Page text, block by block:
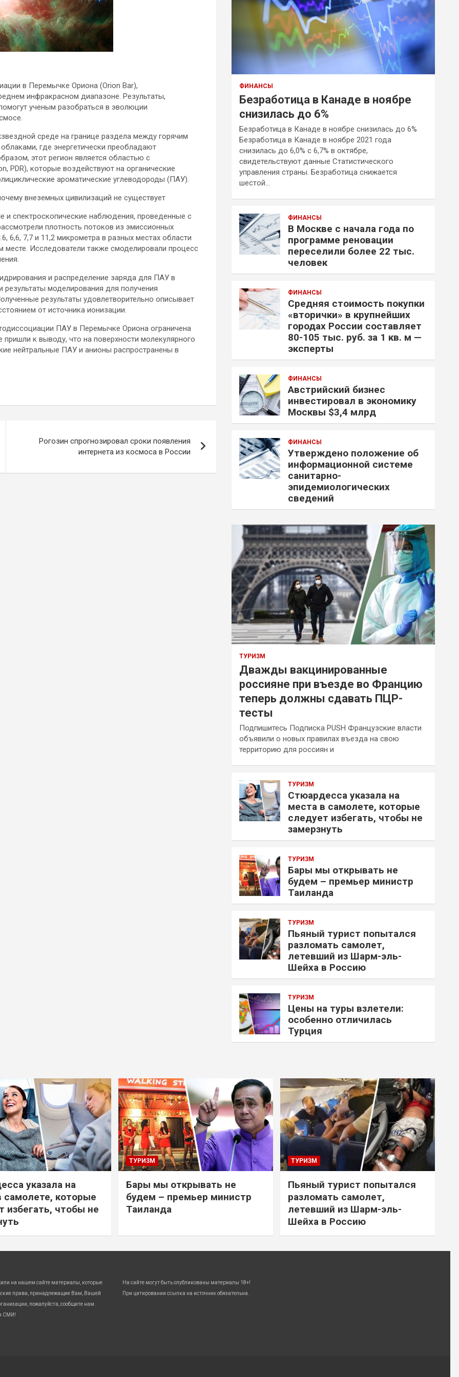
в Перемычке Ориона (Orion Bar),
инфракрасном диапазоне. Результаты,
ученым разобраться в эволюции
среде на границе раздела между горячим
где энергетически преобладают
этот регион является областью с
PDR), которые воздействуют на органические
ароматические углеводороды (ПАУ).
внеземных цивилизаций не существует
и спектроскопические наблюдения, проведенные с
плотность потоков из эмиссионных
6,6, 7,7 и 11,2 микрометра в разных местах области
Исследователи также смоделировали процесс
и распределение заряда для ПАУ в
моделирования для получения
результаты удовлетворительно описывает
от источника ионизации.
ПАУ в Перемычке Ориона ограничена
к выводу, что на поверхности молекулярного
нейтральные ПАУ и анионы распространены в
Рогозин спрогнозировал сроки появления
интернета из космоса в России
ФИНАНСЫ
Безработица в Канаде в ноябре
снизилась до 6%
Безработица в Канаде в ноябре снизилась до 6%
Безработица в Канаде в ноябре 2021 года
снизилась до 6,0% с 6,7% в октябре,
свидетельствуют данные Статистического
управления страны. Безработица снижается
шестой…
ФИНАНСЫ
В Москве с начала года по
программе реновации
переселили более 22 тыс.
человек
ФИНАНСЫ
Средняя стоимость покупки
«вторички» в крупнейших
городах России составляет
80-105 тыс. руб. за 1 кв. м —
эксперты
ФИНАНСЫ
Австрийский бизнес
инвестировал в экономику
Москвы $3,4 млрд
ФИНАНСЫ
Утверждено положение об
информационной системе
санитарно-
эпидемиологических
сведений
ТУРИЗМ
Дважды вакцинированные
россияне при въезде во Францию
теперь должны сдавать ПЦР-
тесты
Подпишитесь Подписка PUSH Французские власти
объявили о новых правилах въезда на свою
территорию для россиян и
ТУРИЗМ
Стюардесса указала на
места в самолете, которые
следует избегать, чтобы не
замерзнуть
ТУРИЗМ
Бары мы открывать не
будем – премьер министр
Таиланда
ТУРИЗМ
Пьяный турист попытался
разломать самолет,
летевший из Шарм-эль-
Шейха в Россию
ТУРИЗМ
Цены на туры взлетели:
особенно отличилась
Турция
указала на
самолете, которые
избегать, чтобы не
ТУРИЗМ
Бары мы открывать не
будем – премьер министр
Таиланда
ТУРИЗМ
Пьяный турист попытался
разломать самолет,
летевший из Шарм-эль-
Шейха в Россию
на нашем сайте материалы, которые
права, принадлежащие Вам, Вашей
пожалуйста, сообщите нам.
СМИ!
На сайте могут быть опубликованы материалы 18+!
При цитировании ссылка на источник обязательна.